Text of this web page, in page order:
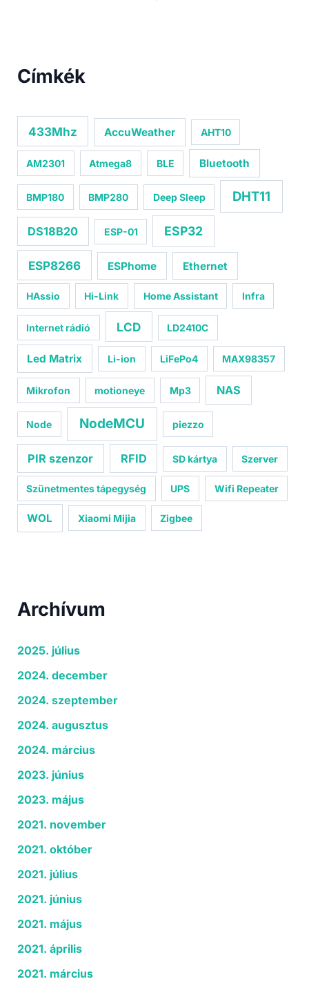
Címkék
433Mhz AccuWeather AHT10
AM2301 Atmega8 BLE Bluetooth
BMP180 BMP280 Deep Sleep DHT11
DS18B20 ESP-01 ESP32
ESP8266 ESPhome Ethernet
HAssio Hi-Link Home Assistant Infra
Internet rádió LCD LD2410C
Led Matrix Li-ion LiFePo4 MAX98357
Mikrofon motioneye Mp3 NAS
Node NodeMCU piezzo
PIR szenzor RFID SD kártya Szerver
Szünetmentes tápegység UPS Wifi Repeater
WOL Xiaomi Mijia Zigbee
Archívum
2025. július
2024. december
2024. szeptember
2024. augusztus
2024. március
2023. június
2023. május
2021. november
2021. október
2021. július
2021. június
2021. május
2021. április
2021. március